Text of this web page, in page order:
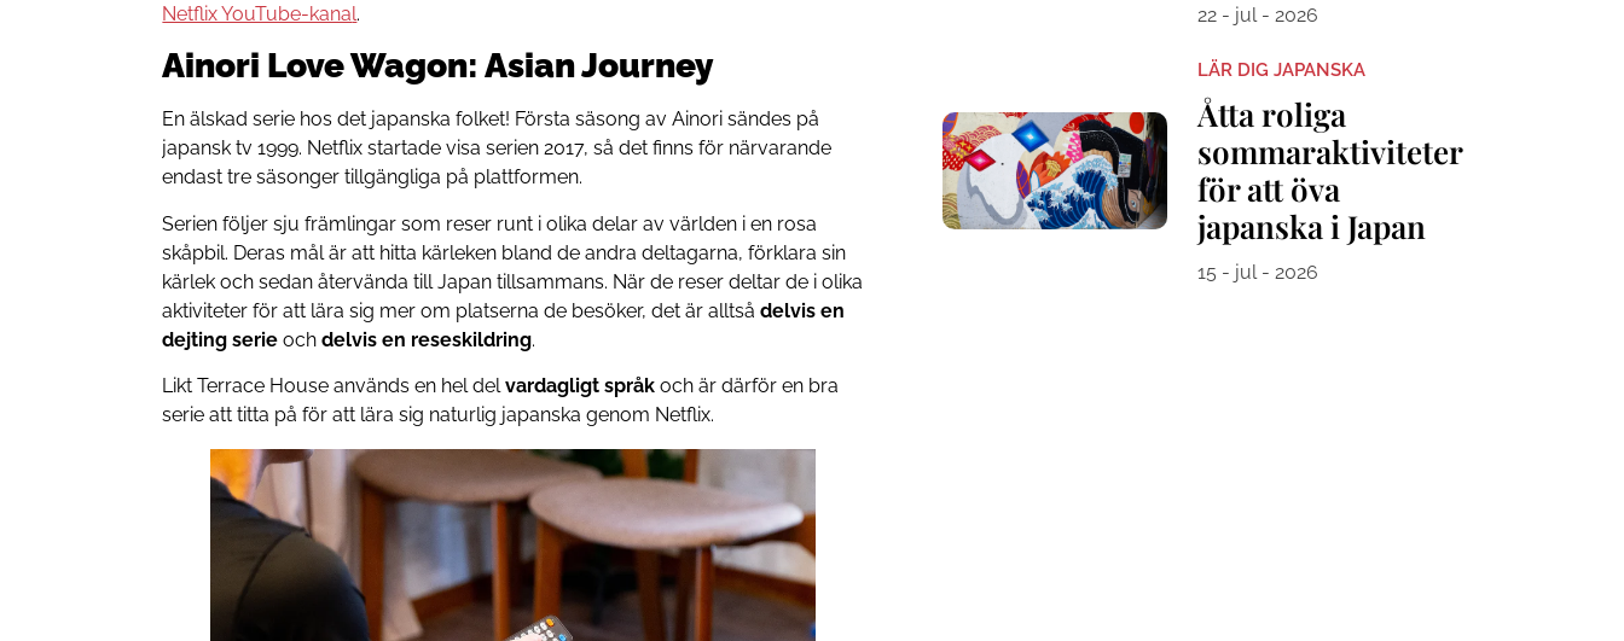
Netflix YouTube-kanal.
Ainori Love Wagon: Asian Journey
En älskad serie hos det japanska folket! Första säsong av Ainori sändes på
japansk tv 1999. Netflix startade visa serien 2017, så det finns för närvarande
endast tre säsonger tillgängliga på plattformen.
Serien följer sju främlingar som reser runt i olika delar av världen i en rosa
skåpbil. Deras mål är att hitta kärleken bland de andra deltagarna, förklara sin
kärlek och sedan återvända till Japan tillsammans. När de reser deltar de i olika
aktiviteter för att lära sig mer om platserna de besöker, det är alltsådelvis en
dejting serie ochdelvis en reseskildring.
Likt Terrace House används en hel delvardagligt språkoch är därför en bra
serie att titta på för att lära sig naturlig japanska genom Netflix.
22 - jul - 2026
LÄR DIG JAPANSKA
Åtta roliga
sommaraktiviteter
för att öva
japanska i Japan
15 - jul - 2026